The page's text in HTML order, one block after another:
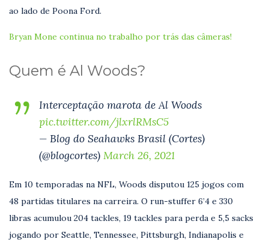
ao lado de Poona Ford.
Bryan Mone continua no trabalho por trás das câmeras!
Quem é Al Woods?
Interceptação marota de Al Woods
pic.twitter.com/jlxrlRMsC5
— Blog do Seahawks Brasil (Cortes)
(@blogcortes) March 26, 2021
Em 10 temporadas na NFL, Woods disputou 125 jogos com
48 partidas titulares na carreira. O run-stuffer 6’4 e 330
libras acumulou 204 tackles, 19 tackles para perda e 5,5 sacks
jogando por Seattle, Tennessee, Pittsburgh, Indianapolis e